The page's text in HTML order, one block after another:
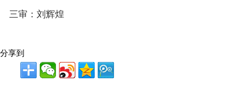
三审：刘辉煌
分享到